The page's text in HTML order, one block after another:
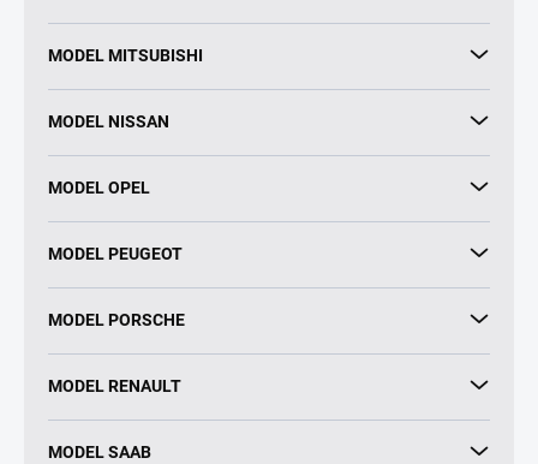
MODEL MITSUBISHI
MODEL NISSAN
MODEL OPEL
MODEL PEUGEOT
MODEL PORSCHE
MODEL RENAULT
MODEL SAAB